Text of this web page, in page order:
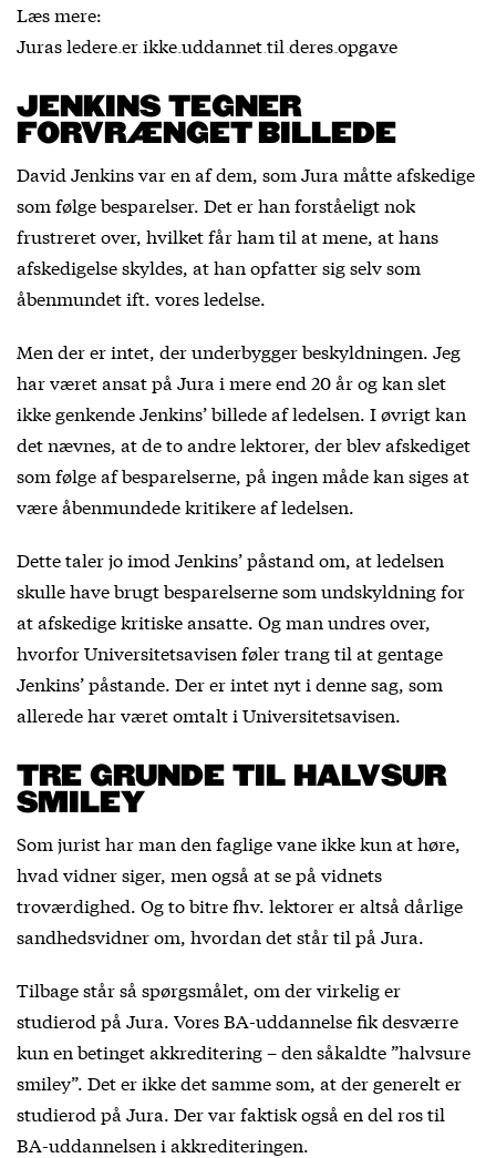
Læs mere:
Juras ledere er ikke uddannet til deres opgave
JENKINS TEGNER
FORVRÆNGET BILLEDE
David Jenkins var en af dem, som Jura måtte afskedige
som følge besparelser. Det er han forståeligt nok
frustreret over, hvilket får ham til at mene, at hans
afskedigelse skyldes, at han opfatter sig selv som
åbenmundet ift. vores ledelse.
Men der er intet, der underbygger beskyldningen. Jeg
har været ansat på Jura i mere end 20 år og kan slet
ikke genkende Jenkins’ billede af ledelsen. I øvrigt kan
det nævnes, at de to andre lektorer, der blev afskediget
som følge af besparelserne, på ingen måde kan siges at
være åbenmundede kritikere af ledelsen.
Dette taler jo imod Jenkins’ påstand om, at ledelsen
skulle have brugt besparelserne som undskyldning for
at afskedige kritiske ansatte. Og man undres over,
hvorfor Universitetsavisen føler trang til at gentage
Jenkins’ påstande. Der er intet nyt i denne sag, som
allerede har været omtalt i Universitetsavisen.
TRE GRUNDE TIL HALVSUR
SMILEY
Som jurist har man den faglige vane ikke kun at høre,
hvad vidner siger, men også at se på vidnets
troværdighed. Og to bitre fhv. lektorer er altså dårlige
sandhedsvidner om, hvordan det står til på Jura.
Tilbage står så spørgsmålet, om der virkelig er
studierod på Jura. Vores BA-uddannelse fik desværre
kun en betinget akkreditering – den såkaldte ”halvsure
smiley”. Det er ikke det samme som, at der generelt er
studierod på Jura. Der var faktisk også en del ros til
BA-uddannelsen i akkrediteringen.